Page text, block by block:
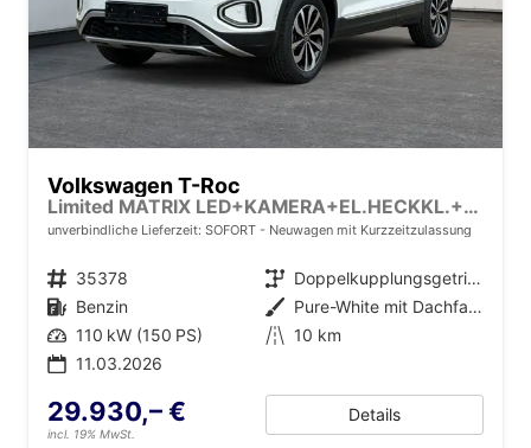
Volkswagen T-Roc
Limited MATRIX LED+KAMERA+EL.HECKKL.+PDC+SHZ
unverbindliche Lieferzeit: SOFORT Neuwagen mit Kurzzeitzulassung
Fahrzeugnr. 35378 Getriebe
Doppelkupplungsgetriebe (DSG)
Kraftstoff Benzin Außenfarbe
Pure-White mit Dachfarbe in Deep Black Perleffekt
Leistung 110 kW (150 PS) Kilometerstand 10 km
11.03.2026
29.930,– €
incl. 19% MwSt.
Details